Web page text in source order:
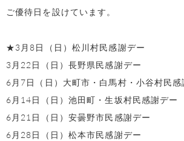
ご優待日を設けています。
★3月8日（日）松川村民感謝デー
3月22日（日）長野県民感謝デー
6月7日（日）大町市・白馬村・小谷村民感
6月14日（日）池田町・生坂村民感謝デー
6月21日（日）安曇野市民感謝デー
6月28日（日）松本市民感謝デー